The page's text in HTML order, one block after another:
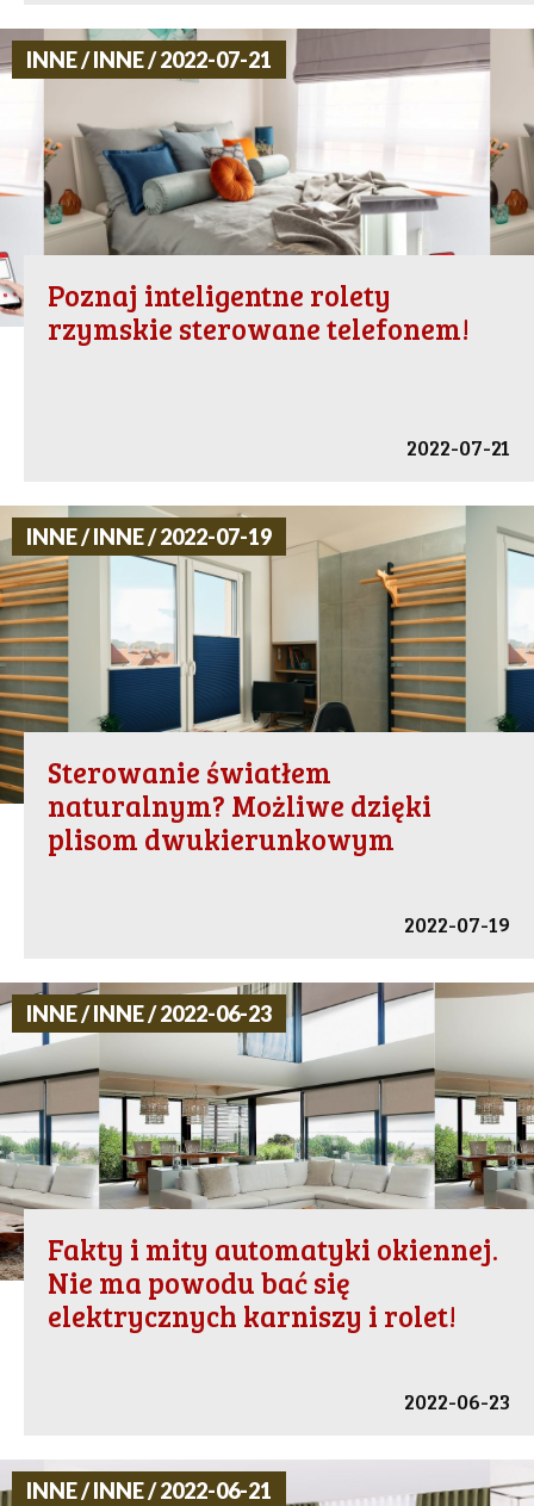
INNE / INNE / 2022-07-21
Poznaj inteligentne rolety
rzymskie sterowane telefonem!
2022-07-21
INNE / INNE / 2022-07-19
Sterowanie światłem
naturalnym? Możliwe dzięki
plisom dwukierunkowym
2022-07-19
INNE / INNE / 2022-06-23
Fakty i mity automatyki okiennej.
Nie ma powodu bać się
elektrycznych karniszy i rolet!
2022-06-23
INNE / INNE / 2022-06-21